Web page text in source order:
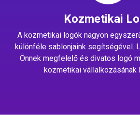
Kozmetikai
A kozmetikai logók nagyon
különféle sablonjaink segítségével.
Önnek megfelelő és divatos logó
kozmetikai vállalkozásának